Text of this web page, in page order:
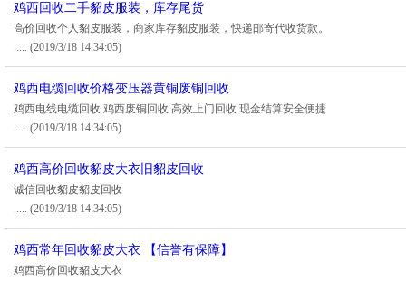
鸡西回收二手貂皮服装，库存尾货
高价回收个人貂皮服装，商家库存貂皮服装，快递邮寄代收货款。
..... (2019/3/18 14:34:05)
鸡西电缆回收价格变压器黄铜废铜回收
鸡西电线电缆回收 鸡西废铜回收 高效上门回收 现金结算安全便捷
..... (2019/3/18 14:34:05)
鸡西高价回收貂皮大衣旧貂皮回收
诚信回收貂皮貂皮回收
..... (2019/3/18 14:34:05)
鸡西常年回收貂皮大衣 【信誉有保障】
鸡西高价回收貂皮大衣